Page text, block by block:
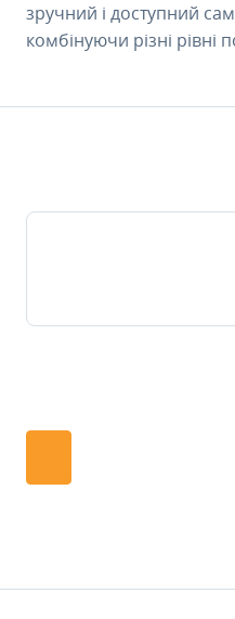
зручний і доступний
комбінуючи різні рівні